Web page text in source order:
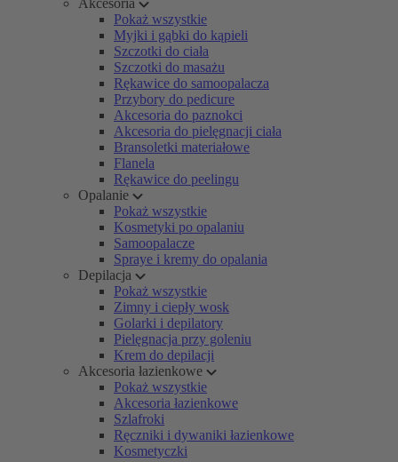
Akcesoria
Pokaż wszystkie
Myjki i gąbki do kąpieli
Szczotki do ciała
Szczotki do masażu
Rękawice do samoopalacza
Przybory do pedicure
Akcesoria do paznokci
Akcesoria do pielęgnacji ciała
Bransoletki materiałowe
Flanela
Rękawice do peelingu
Opalanie
Pokaż wszystkie
Kosmetyki po opalaniu
Samoopalacze
Spraye i kremy do opalania
Depilacja
Pokaż wszystkie
Zimny i ciepły wosk
Golarki i depilatory
Pielęgnacja przy goleniu
Krem do depilacji
Akcesoria łazienkowe
Pokaż wszystkie
Akcesoria łazienkowe
Szlafroki
Ręczniki i dywaniki łazienkowe
Kosmetyczki